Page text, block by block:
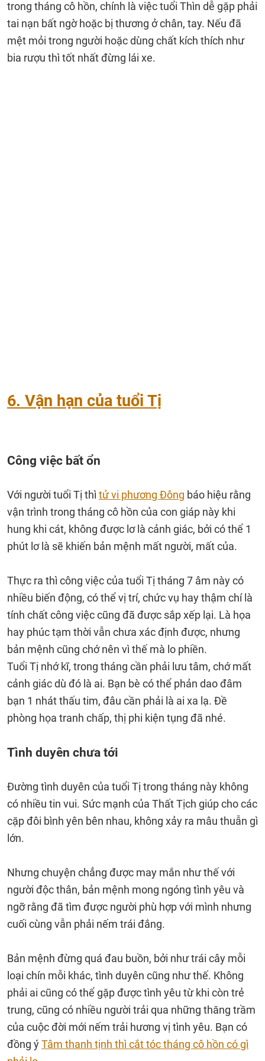
trong tháng cô hồn, chính là việc tuổi Thìn dễ gặp phải
tai nạn bất ngờ hoặc bị thương ở chân, tay. Nếu đã
mệt mỏi trong người hoặc dùng chất kích thích như
bia rượu thì tốt nhất đừng lái xe.
6. Vận hạn của tuổi Tị
Công việc bất ổn
Với người tuổi Tị thì tử vi phương Đông báo hiệu rằng
vận trình trong tháng cô hồn của con giáp này khi
hung khi cát, không được lơ là cảnh giác, bởi có thể 1
phút lơ là sẽ khiến bản mệnh mất người, mất của.
Thực ra thì công việc của tuổi Tị tháng 7 âm này có
nhiều biến động, có thể vị trí, chức vụ hay thậm chí là
tính chất công việc cũng đã được sắp xếp lại. Là họa
hay phúc tạm thời vẫn chưa xác định được, nhưng
bản mệnh cũng chớ nên vì thế mà lo phiền.
Tuổi Tị nhớ kĩ, trong tháng cần phải lưu tâm, chớ mất
cảnh giác dù đó là ai. Bạn bè có thể phản dao đâm
bạn 1 nhát thấu tim, đâu cần phải là ai xa lạ. Đề
phòng họa tranh chấp, thị phi kiện tụng đã nhé.
Tình duyên chưa tới
Đường tình duyên của tuổi Tị trong tháng này không
có nhiều tin vui. Sức mạnh của Thất Tịch giúp cho các
cặp đôi bình yên bên nhau, không xảy ra mâu thuẫn gì
lớn.
Nhưng chuyện chẳng được may mắn như thế với
người độc thân, bản mệnh mong ngóng tình yêu và
ngỡ rằng đã tìm được người phù hợp với mình nhưng
cuối cùng vẫn phải nếm trái đắng.
Bản mệnh đừng quá đau buồn, bởi như trái cây mỗi
loại chín mỗi khác, tình duyên cũng như thế. Không
phải ai cũng có thể gặp được tình yêu từ khi còn trẻ
trung, cũng có nhiều người trải qua những thăng trầm
của cuộc đời mới nếm trải hương vị tình yêu. Bạn có
đồng ýTâm thanh tịnh thì cắt tóc tháng cô hồn có gì